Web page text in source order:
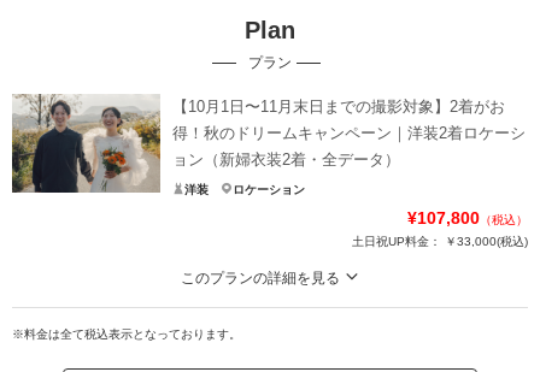
Plan
プラン
【10月1日〜11月末日までの撮影対象】2着がお
得！秋のドリームキャンペーン｜洋装2着ロケーシ
ョン（新婦衣装2着・全データ）
洋装 ロケーション
¥107,800 （税込）
土日祝UP料金：
￥33,000(税込)
このプランの詳細を見る
2着だから広がる、魅力あふれるフォトストーリー。お得なキャンペーンでこだ
わりの衣装ラインナップをたっぷりとお楽しみください。
※料金は全て税込表示となっております。